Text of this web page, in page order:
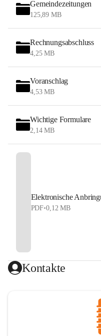
Gemeindezeitungen
125,89 MB
Rechnungsabschluss
4,25 MB
Voranschlag
4,53 MB
Wichtige Formulare
2,14 MB
Elektronische
PDF•0,12 MB
Kontakte